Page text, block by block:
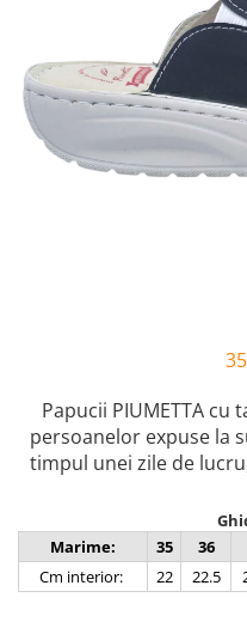
Vesna
Dr. Feet
Papucii PIUMETTA
persoanelor expuse la
timpul unei zile de
Marime:
35 36
Cm interior:
22 22.5